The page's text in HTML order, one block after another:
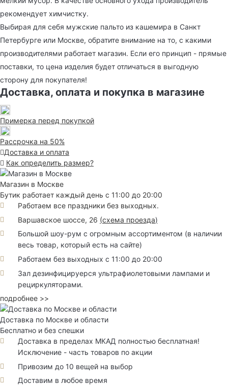
рекомендует химчистку.
Выбирая для себя мужские пальто из кашемира в Санкт
Петербурге или Москве, обратите внимание на то, с какими
производителями работает магазин. Если его принцип - прямые
поставки, то цена изделия будет отличаться в выгодную
сторону для покупателя!
Доставка, оплата и покупка в магазине
Примерка перед покупкой
Рассрочка на 50%
Доставка и оплата
Как определить размер?
Магазин в Москве
Бутик работает каждый день с 11:00 до 20:00
Работаем все праздники без выходных.
Варшавское шоссе, 26 (схема проезда)
Большой шоу-рум с огромным ассортиментом (в наличии
весь товар, который есть на сайте)
Работаем без выходных с 11:00 до 20:00
Зал дезинфицируерся ультрафиолетовыми лампами и
рециркуляторами.
подробнее >>
Доставка по Москве и области
Бесплатно и без спешки
Доставка в пределах МКАД полностью бесплатная!
Исключение - часть товаров по акции
Привозим до 10 вещей на выбор
Доставим в любое время